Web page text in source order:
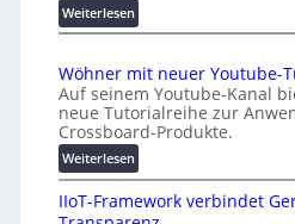
m
t
i
o
O
d
e
K
o
s
t
e
n
f
Weiterlesen:
A
A
Z
ü
r
i
c
h
Wöhner mit neuer Youtube-
Auf seinem Youtube-Kanal
neue Tutorialreihe zur
Crossboard-Produkte.
Weiterlesen:
W
ö
IIoT-Framework verbindet